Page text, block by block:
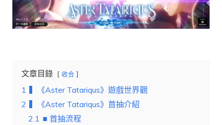
文章目錄 收合
1
▍《Aster Tatariqus》遊戲世界觀
2
▍《Aster Tatariqus》首抽介紹
2.1 ■ 首抽流程